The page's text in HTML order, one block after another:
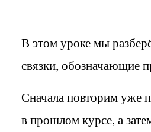
В этом уроке мы
связки, обозначающие
Сначала повторим уже
в прошлом курсе, а